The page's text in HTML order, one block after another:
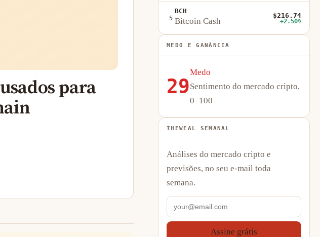
para
5
BCH
Bitcoin Cash
$216.74
+2.50%
MEDO E GANÂNCIA
29
Medo
Sentimento do mercado cripto,
0–100
THEWEAL SEMANAL
Análises do mercado cripto e
previsões, no seu e-mail toda
semana.
Assine grátis